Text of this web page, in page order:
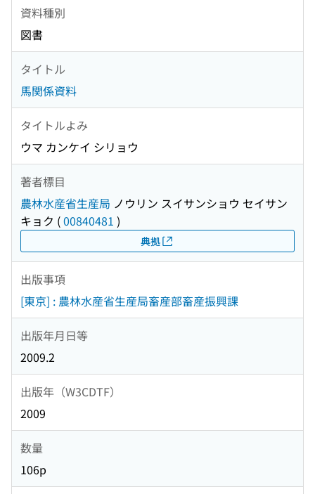
資料種別
図書
タイトル
馬関係資料
タイトルよみ
ウマ カンケイ シリョウ
著者標目
農林水産省生産局 ノウリン スイサンショウ セイサン
キョク (00840481 )
典拠
出版事項
[東京] : 農林水産省生産局畜産部畜産振興課
出版年月日等
2009.2
出版年（W3CDTF）
2009
数量
106p